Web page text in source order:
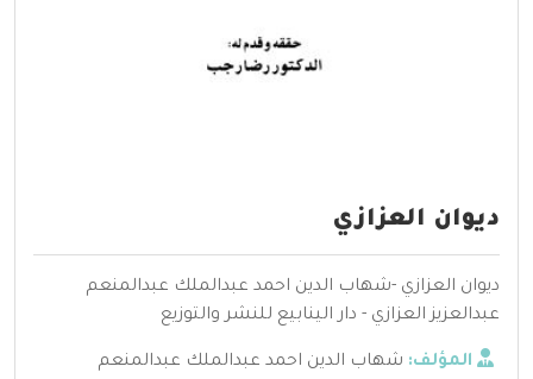
ديوان العزازي
ديوان العزازي -شهاب الدين احمد عبدالملك عبدالمنعم
عبدالعزيز العزازي - دار الينابيع للنشر والتوزيع
المؤلف: شهاب الدين احمد عبدالملك عبدالمنعم